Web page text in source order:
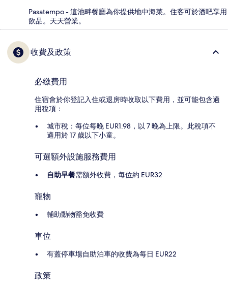
Pasatempo - 這池畔餐廳為你提供地中海菜。住客可於酒吧享用
飲品。天天營業。
收費及政策
必繳費用
住宿會於你登記入住或退房時收取以下費用，並可能包含適
用稅項：
城市稅：每位每晚 EUR1.98，以 7 晚為上限。此稅項不
適用於 17 歲以下小童。
可選額外設施服務費用
自助早餐需額外收費，每位約 EUR32
寵物
輔助動物豁免收費
車位
有蓋停車場自助泊車的收費為每日 EUR22
政策